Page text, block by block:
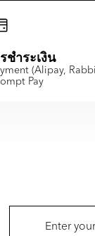
ชำระเงิน
(Alipay,
Pay